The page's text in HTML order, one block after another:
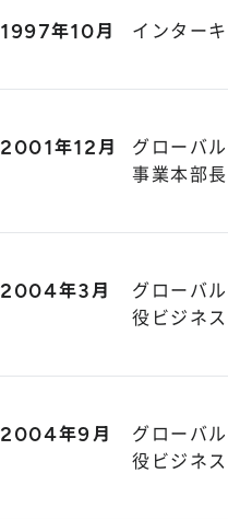
1997年10月 インター
2001年12月
グローバ
事業本部長
2004年3月
グローバ
役ビジネ
2004年9月
グローバ
役ビジネ